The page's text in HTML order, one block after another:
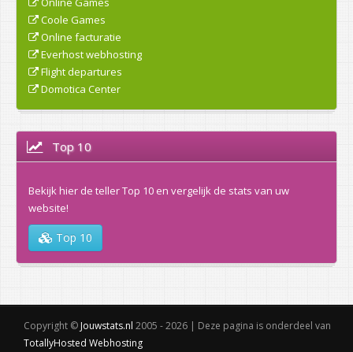
Coole Games
Online facturatie
Everhost webhosting
Flight departures
Domotica Center
Top 10
Bekijk hier de teller Top 10 en vergelijk de stats van uw
website!
Top 10
Copyright © Jouwstats.nl 2005 - 2026 | Deze pagina is onderdeel van
TotallyHosted Webhosting